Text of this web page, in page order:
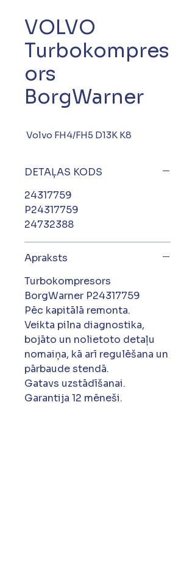
VOLVO
Turbokompres
ors
BorgWarner
Volvo FH4/FH5 D13K K8
DETAĻAS KODS
24317759
P24317759
24732388
Apraksts
Turbokompresors
BorgWarner P24317759
Pēc kapitālā remonta.
Veikta pilna diagnostika,
bojāto un nolietoto detaļu
nomaiņa, kā arī regulēšana un
pārbaude stendā.
Gatavs uzstādīšanai.
Garantija 12 mēneši.